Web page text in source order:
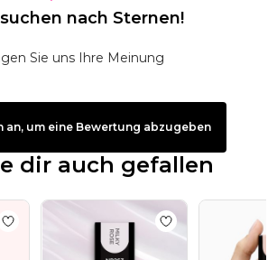
nach Sternen!
Sie uns Ihre Meinung
an, um eine Bewertung abzugeben
dir auch gefallen
Add to wishlist Nagellack NP173 Cupcake
Add to wishlist